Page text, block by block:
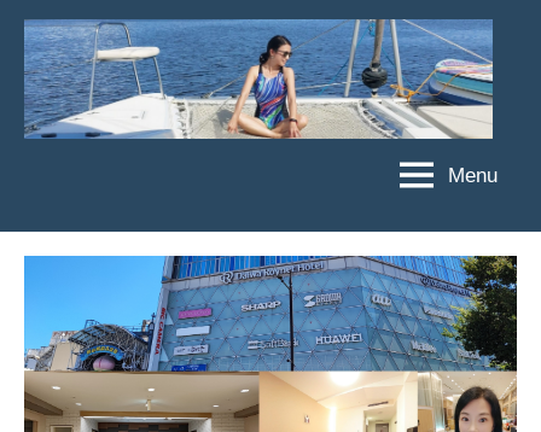
Skip
content
菲
JEFFIA
FANG
絲
團、
主
Menu